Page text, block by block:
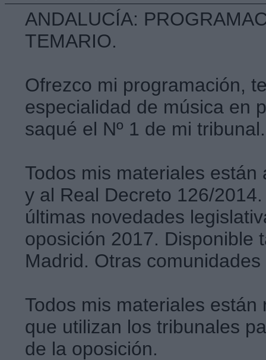
ANDALUCÍA:
TEMARIO.
Ofrezco mi programación,
especialidad de música en
saqué el Nº 1 de mi tribunal.
Todos mis materiales
y al Real Decreto 126/
últimas novedades
oposición 2017. Disponible
Madrid. Otras
Todos mis materiales
que utilizan los tribunales
de la oposición.